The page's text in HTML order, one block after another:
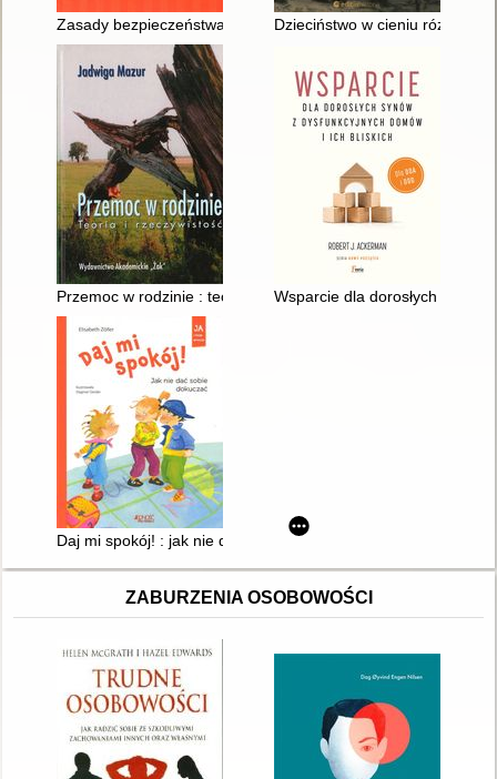
Zasady bezpieczeństwa nie tylko dla przedszkolaków
Dzieciństwo w cieniu rózgi :
Przemoc w rodzinie : teoria i rzeczywistośćWsparcie dla dorosłych synów
Daj mi spokój! : jak nie dać sobie dokuczać
ZABURZENIA OSOBOWOŚCI